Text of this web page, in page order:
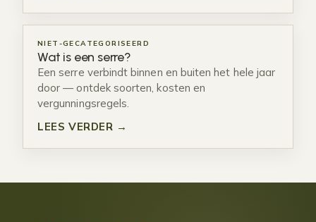
NIET-GECATEGORISEERD
Wat is een serre?
Een serre verbindt binnen en buiten het hele jaar
door — ontdek soorten, kosten en
vergunningsregels.
LEES VERDER →